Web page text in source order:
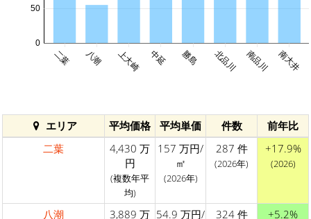
二葉 八潮 上大崎 中延 勝島 北品川 南品川 南大井
0
50
エリア 平均価格 平均単価 件数
前年比
二葉
4,430 万
円
(複数年平
均)
157 万円/
㎡
(2026年)
287 件
(2026年)
+17.9%
(2026)
八潮
3,889 万 54.9 万円/
324 件 +5.2%